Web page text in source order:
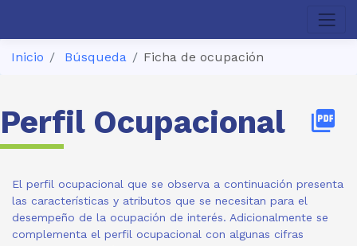
Inicio Búsqueda Ficha de ocupación
Perfil Ocupacional picture_as_pdf
El perfil ocupacional que se observa a continuación presenta
las características y atributos que se necesitan para el
desempeño de la ocupación de interés. Adicionalmente se
complementa el perfil ocupacional con algunas cifras